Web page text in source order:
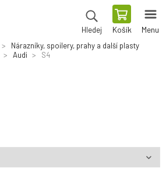
Hledej Košík Menu
Nárazníky, spoilery, prahy a další plasty
Audi S4